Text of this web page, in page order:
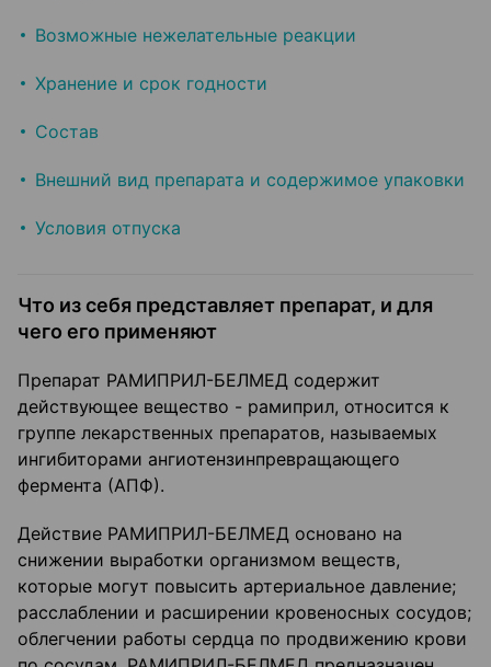
Возможные нежелательные реакции
Хранение и срок годности
Состав
Внешний вид препарата и содержимое упаковки
Условия отпуска
Что из себя представляет препарат, и для
чего его применяют
Препарат РАМИПРИЛ-БЕЛМЕД содержит
действующее вещество - рамиприл, относится к
группе лекарственных препаратов, называемых
ингибиторами ангиотензинпревращающего
фермента (АПФ).
Действие РАМИПРИЛ-БЕЛМЕД основано на
снижении выработки организмом веществ,
которые могут повысить артериальное давление;
расслаблении и расширении кровеносных сосудов;
облегчении работы сердца по продвижению крови